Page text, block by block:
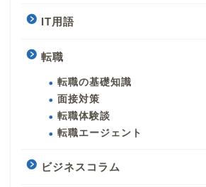
IT用語
転職
転職の基礎知識
面接対策
転職体験談
転職エージェント
ビジネスコラム